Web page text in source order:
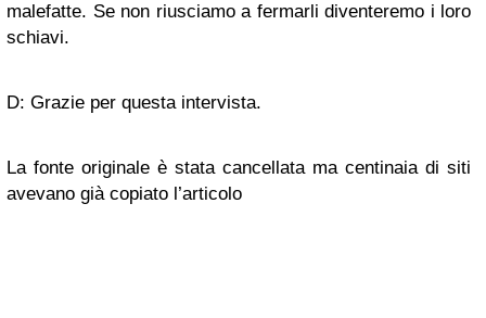
malefatte. Se non riusciamo a fermarli diventeremo i loro
schiavi.
D: Grazie per questa intervista.
La fonte originale è stata cancellata ma centinaia di siti
avevano già copiato l’articolo